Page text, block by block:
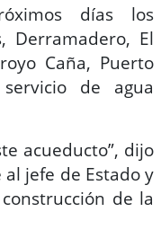
días los
Derramadero, El
Caña, Puerto
de agua
acueducto”, dijo
jefe de Estado y
de la